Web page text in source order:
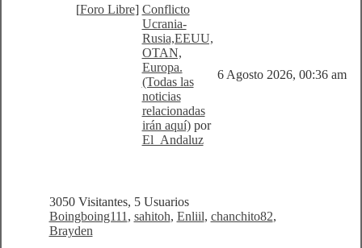
[Foro Libre] Conflicto
Ucrania-
Rusia,EEUU,
OTAN,
Europa.
(Todas las
noticias
relacionadas
irán aquí)por
El_Andaluz
6 Agosto 2026, 00:36 am
3050 Visitantes, 5 Usuarios
Boingboing111 , sahitoh, Enliil, chanchito82,
Brayden